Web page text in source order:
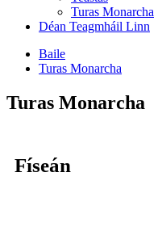
Turas Monarcha
Déan Teagmháil Linn
Baile
Turas Monarcha
Turas Monarcha
Físeán